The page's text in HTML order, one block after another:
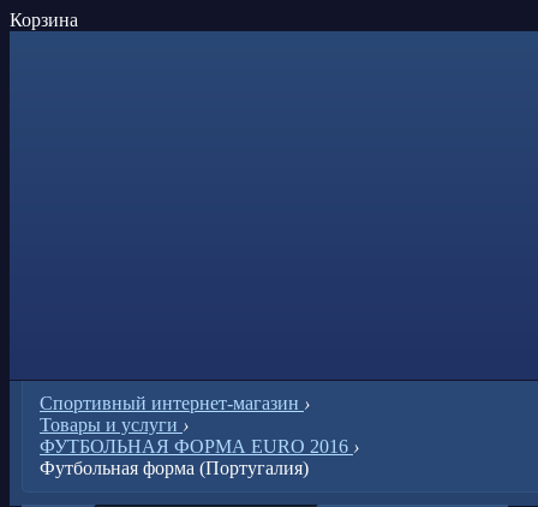
Корзина
Спортивный интернет-магазин ›
Товары и услуги ›
ФУТБОЛЬНАЯ ФОРМА EURO 2016 ›
Футбольная форма (Португалия)